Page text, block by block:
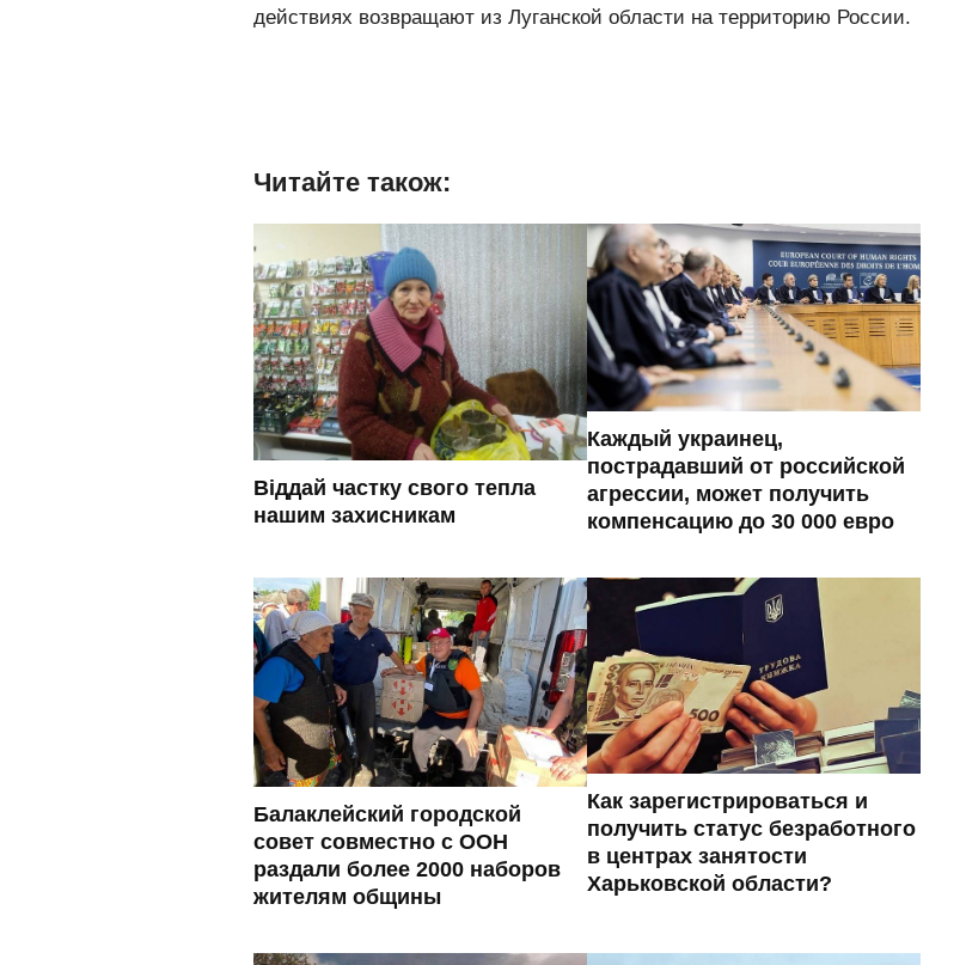
действиях возвращают из Луганской области на территорию России.
Читайте також:
Віддай частку свого тепла
нашим захисникам
Каждый украинец,
пострадавший от российской
агрессии, может получить
компенсацию до 30 000 евро
Балаклейский городской
совет совместно с ООН
раздали более 2000 наборов
жителям общины
Как зарегистрироваться и
получить статус безработного
в центрах занятости
Харьковской области?